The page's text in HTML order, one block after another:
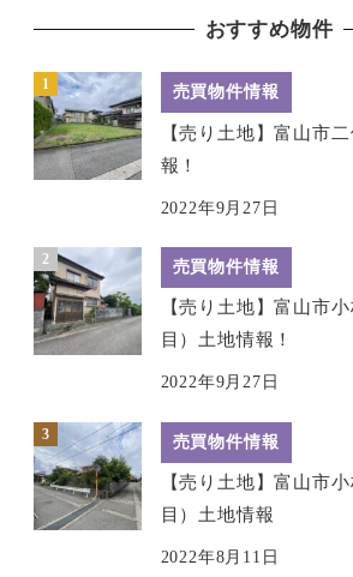
おすすめ物件
売買物件情報
【売り土地】富山市
報！
2022年9月27日
売買物件情報
【売り土地】富山市
目）土地情報！
2022年9月27日
売買物件情報
【売り土地】富山市
目）土地情報
2022年8月11日